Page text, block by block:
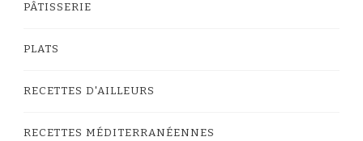
PÂTISSERIE
PLATS
RECETTES D'AILLEURS
RECETTES MÉDITERRANÉENNES